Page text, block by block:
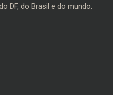
DF, do Brasil e do mundo.